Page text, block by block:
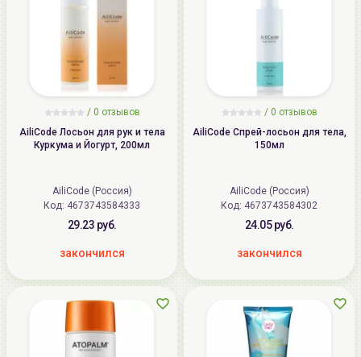
/ 0 отзывов
AiliCode Лосьон для рук и тела
Куркума и Йогурт, 200мл
AiliCode (Россия)
Код: 4673743584333
29.23 руб.
закончился
/ 0 отзывов
AiliCode Спрей-лосьон для тела,
150мл
AiliCode (Россия)
Код: 4673743584302
24.05 руб.
закончился